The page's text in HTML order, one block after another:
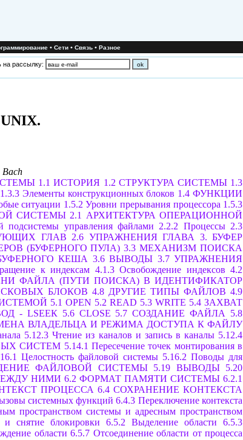
•Сети•Связь•Разное
рассылку:
1.1 ИСТОРИЯ 1.2 СТРУКТУРА СИСТЕМЫ 1.3
1.3.3 Элементы конструкционных блоков 1.4 ФУНКЦИИ
ситуации 1.5.2 Уровни прерывания процессора 1.5.3
СИСТЕМЫ 2.1 АРХИТЕКТУРА ОПЕРАЦИОННОЙ
подсистемы управления файлами 2.2.2 Процессы 2.3
ГЛАВ 2.6 УПРАЖНЕНИЯ ГЛАВА 3. БУФЕР
(БУФЕРНОГО ПУЛА) 3.3 МЕХАНИЗМ ПОИСКА
КЕША 3.6 ВЫВОДЫ 3.7 УПРАЖНЕНИЯ
к индексам 4.1.3 Освобождение индексов 4.2
ФАЙЛА (ПУТИ ПОИСКА) В ИДЕНТИФИКАТОР
БЛОКОВ 4.8 ДРУГИЕ ТИПЫ ФАЙЛОВ 4.9
5.1 OPEN 5.2 READ 5.3 WRIТЕ 5.4 ЗАХВАТ
- LSEEК 5.6 CLOSЕ 5.7 СОЗДАНИЕ ФАЙЛА
5.8
ВЛАДЕЛЬЦА И РЕЖИМА ДОСТУПА К ФАЙЛУ
5.12.3 Чтение из каналов и запись в каналы 5.12.4
СИСТЕМ 5.14.1 Пересечение точек монтирования в
Целостность файловой системы 5.16.2 Поводы для
ФАЙЛОВОЙ СИСТЕМЫ 5.19 ВЫВОДЫ
5.20
НИМИ 6.2 ФОРМАТ ПАМЯТИ СИСТЕМЫ 6.2.1
ПРОЦЕССА 6.4 СОХРАНЕНИЕ КОНТЕКСТА
системных функций 6.4.3 Переключение контекста
пространством системы и адресным пространством
и снятие блокировки 6.5.2 Выделение области
6.5.3
области 6.5.7 Отсоединение области от процесса